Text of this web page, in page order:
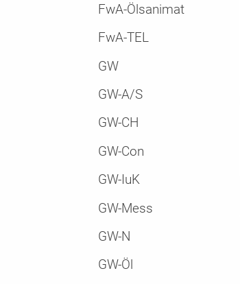
FwA-Ölsanimat
FwA-TEL
GW
GW-A/S
GW-CH
GW-Con
GW-IuK
GW-Mess
GW-N
GW-Öl